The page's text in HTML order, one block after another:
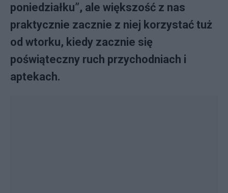
poniedziałku”, ale większość z nas
praktycznie zacznie z niej korzystać tuż
od wtorku, kiedy zacznie się
poświąteczny ruch przychodniach i
aptekach.